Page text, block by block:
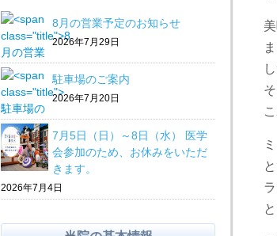
8月の営業予定のお知らせ
2026年7月29日
駐車場のご案内
2026年7月20日
7月5日（日）～8日（水） 医学
会参加のため、お休みをいただ
きます。
2026年7月4日